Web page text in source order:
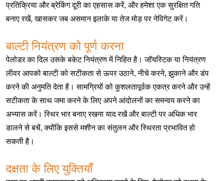
प्रतिक्रिया और ब्रेकिंग दूरी का एहसास करें, और हमेशा एक सुरक्षित गति
बनाए रखें, खासकर जब असमान इलाके या तेज मोड़ पर नेविगेट करें।
बाल्टी नियंत्रण को पूर्ण करना
पेलोडर का दिल उसके बकेट नियंत्रण में निहित है। जॉयस्टिक या नियंत्रण
लीवर आपको बाल्टी को सटीकता से ऊपर उठाने, नीचे करने, झुकाने और डंप
करने की अनुमति देता है। सामग्रियों को कुशलतापूर्वक एकत्र करने और उन्हें
सटीकता के साथ जमा करने के लिए अपने आंदोलनों का समन्वय करने का
अभ्यास करें। स्थिर भार बनाए रखना याद रखें और बाल्टी पर अधिक भार
डालने से बचें, क्योंकि इससे मशीन का संतुलन और स्थिरता प्रभावित हो
सकती है।
दक्षता के लिए युक्तियाँ